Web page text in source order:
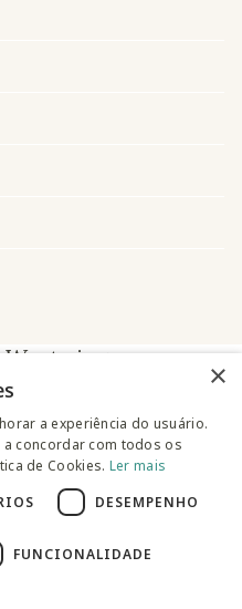
Westwing
×
a experiência do usuário.
concordar com todos os
de Cookies. Ler mais
DESEMPENHO
FUNCIONALIDADE